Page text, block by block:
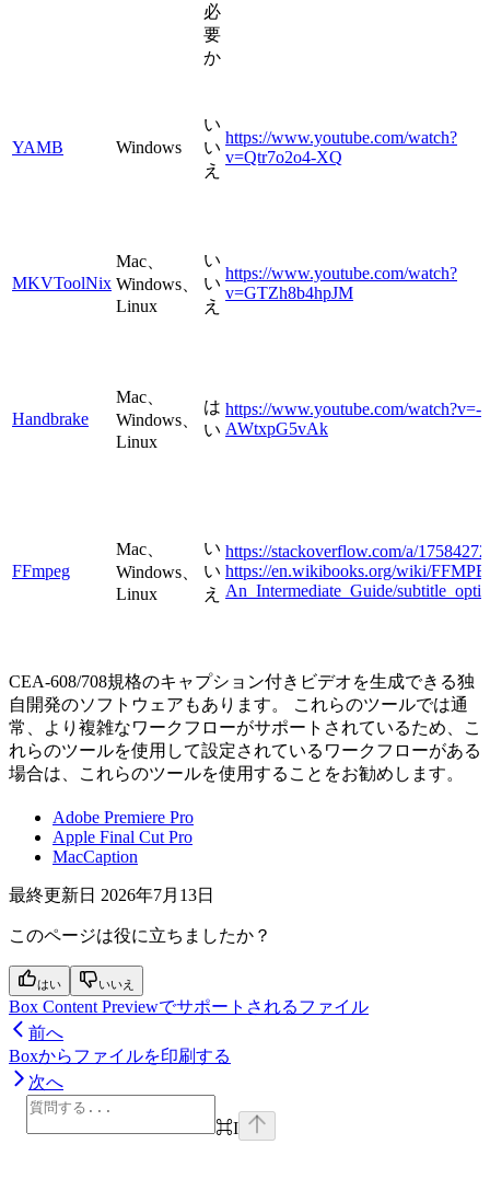
必
要
か
YAMB Windows
い
い
え
https://www.youtube.com/watch?
v=Qtr7o2o4-XQ
MKVToolNix
Mac、
Windows、
Linux
い
い
え
https://www.youtube.com/watch?
v=GTZh8b4hpJM
Handbrake
Mac、
Windows、
Linux
は
い
https://www.youtube.com/watch?v=-
AWtxpG5vAk
FFmpeg
Mac、
Windows、
Linux
い
い
え
https://stackoverflow.com/a/17584272
https://en.wikibooks.org/wiki/
An_Intermediate_Guide/
CEA-608/708規格のキャプション付きビデオを生成できる独
自開発のソフトウェアもあります。 これらのツールでは通
常、より複雑なワークフローがサポートされているため、こ
れらのツールを使用して設定されているワークフローがある
場合は、これらのツールを使用することをお勧めします。
Adobe Premiere Pro
Apple Final Cut Pro
MacCaption
最終更新日 2026年7月13日
このページは役に立ちましたか？
はい いいえ
Box Content Previewでサポートされるファイル
前へ
Boxからファイルを印刷する
次へ
⌘I